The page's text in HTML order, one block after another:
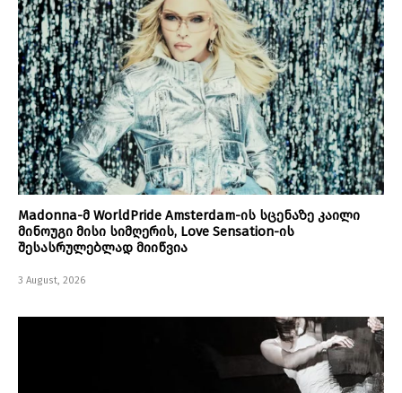
Madonna-მ WorldPride Amsterdam-ის სცენაზე კაილი
მინოუგი მისი სიმღერის, Love Sensation-ის
შესასრულებლად მიიწვია
3 August, 2026